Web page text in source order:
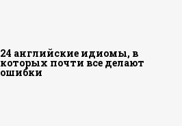
24 английские идиомы, в
которых почти все делают
ошибки